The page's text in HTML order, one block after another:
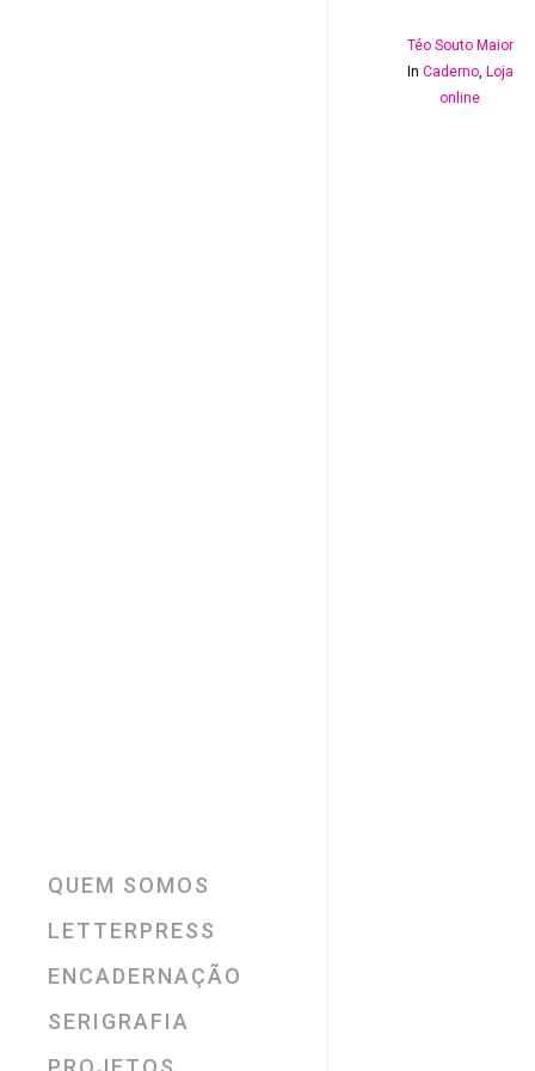
QUEM SOMOS
LETTERPRESS
ENCADERNAÇÃO
SERIGRAFIA
Téo Souto Maior
In Caderno, Loja
online